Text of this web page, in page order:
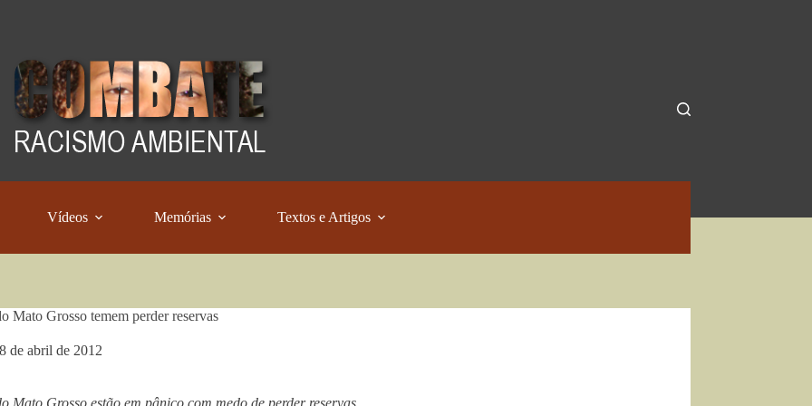
Vídeos Memórias Textos e Artigos
Mato Grosso temem perder reservas
de abril de 2012
Mato Grosso estão em pânico com medo de perder reservas.